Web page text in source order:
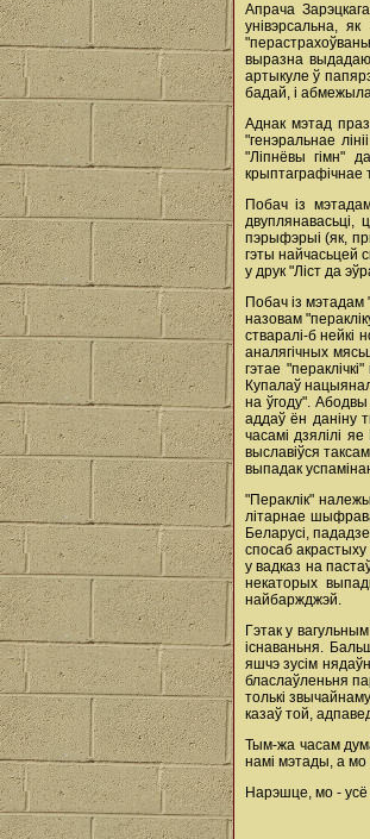
Апрача
унівэрсальна,
выразна
артыкуле ў
бадай, i
Аднак мэтад
"генэральнае
"Ліпнёвы гімн"
крыптаграфічнае
Побач із
пэрыфэрыі (як,
гэты найчасьцей
у друк "Ліст да
Побач із
назовам
стваралі-б нейкі
аналягічных
гэтае
Купалаў
на ўгоду".
аддаў ён даніну
часамі дзялілі
выславіўся
выпадак
"Пераклік"
літарнае
Беларусі,
спосаб
у вадказ на
некаторых
найбаржджэй.
Гэтак у
існаваньня.
яшчэ зусім
бласлаўленьня
толькі
казаў той,
Тым-жа часам
намі мэтады, а мо
Нарэшце, мо - усё